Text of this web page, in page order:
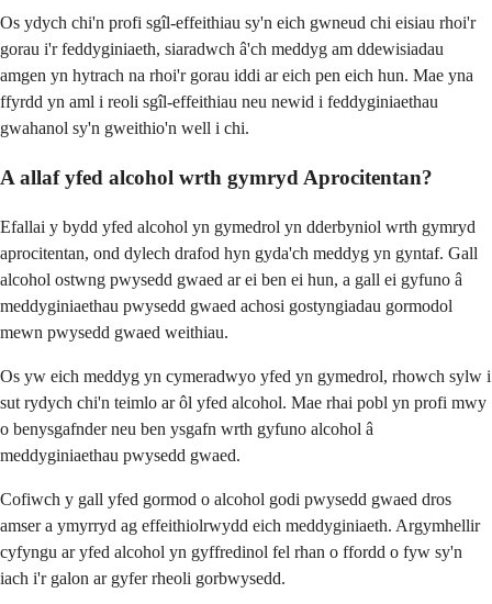
Os ydych chi'n profi sgîl-effeithiau sy'n eich gwneud chi eisiau rhoi'r
gorau i'r feddyginiaeth, siaradwch â'ch meddyg am ddewisiadau
amgen yn hytrach na rhoi'r gorau iddi ar eich pen eich hun. Mae yna
ffyrdd yn aml i reoli sgîl-effeithiau neu newid i feddyginiaethau
gwahanol sy'n gweithio'n well i chi.
A allaf yfed alcohol wrth gymryd Aprocitentan?
Efallai y bydd yfed alcohol yn gymedrol yn dderbyniol wrth gymryd
aprocitentan, ond dylech drafod hyn gyda'ch meddyg yn gyntaf. Gall
alcohol ostwng pwysedd gwaed ar ei ben ei hun, a gall ei gyfuno â
meddyginiaethau pwysedd gwaed achosi gostyngiadau gormodol
mewn pwysedd gwaed weithiau.
Os yw eich meddyg yn cymeradwyo yfed yn gymedrol, rhowch sylw i
sut rydych chi'n teimlo ar ôl yfed alcohol. Mae rhai pobl yn profi mwy
o benysgafnder neu ben ysgafn wrth gyfuno alcohol â
meddyginiaethau pwysedd gwaed.
Cofiwch y gall yfed gormod o alcohol godi pwysedd gwaed dros
amser a ymyrryd ag effeithiolrwydd eich meddyginiaeth. Argymhellir
cyfyngu ar yfed alcohol yn gyffredinol fel rhan o ffordd o fyw sy'n
iach i'r galon ar gyfer rheoli gorbwysedd.